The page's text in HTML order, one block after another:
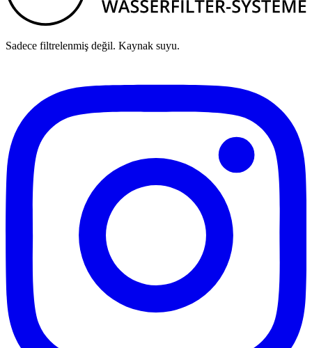
Sadece filtrelenmiş değil. Kaynak suyu.